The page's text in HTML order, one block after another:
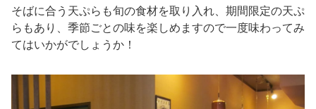
そばに合う天ぷらも旬の食材を取り入れ、期間限定の天ぷ
らもあり、季節ごとの味を楽しめますので一度味わってみ
てはいかがでしょうか！